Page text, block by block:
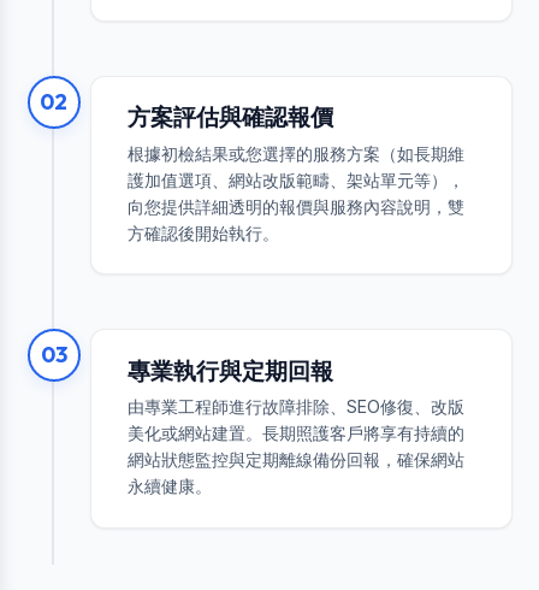
02
方案評估與確認報價
根據初檢結果或您選擇的服務方案（如長期維
護加值選項、網站改版範疇、架站單元等），
向您提供詳細透明的報價與服務內容說明，雙
方確認後開始執行。
03
專業執行與定期回報
由專業工程師進行故障排除、SEO修復、改版
美化或網站建置。長期照護客戶將享有持續的
網站狀態監控與定期離線備份回報，確保網站
永續健康。